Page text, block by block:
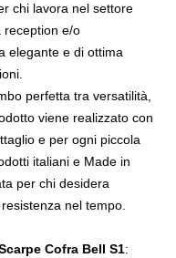
chi lavora nel settore
reception e/o
elegante e di ottima
perfetta tra versatilità,
viene realizzato con
e per ogni piccola
italiani e Made in
per chi desidera
nel tempo.
Cofra Bell S1: